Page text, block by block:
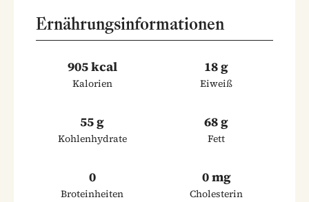
Ernährungsinformationen
905 kcal
Kalorien
18 g
Eiweiß
55 g
Kohlenhydrate
68 g
Fett
0
Broteinheiten
0 mg
Cholesterin